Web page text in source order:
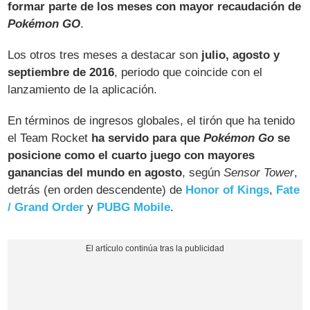
formar parte de los meses con mayor recaudación de
Pokémon GO.
Los otros tres meses a destacar son julio, agosto y
septiembre de 2016, periodo que coincide con el
lanzamiento de la aplicación.
En términos de ingresos globales, el tirón que ha tenido
el Team Rocket ha servido para quePokémon Go se
posicione como el cuarto juego con mayores
ganancias del mundo en agosto, segúnSensor Tower,
detrás (en orden descendente) de Honor of Kings, Fate
/ Grand Order y PUBG Mobile.